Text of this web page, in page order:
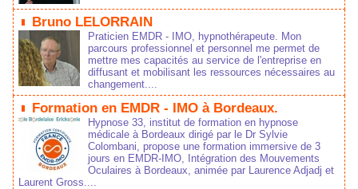
Bruno LELORRAIN
Praticien EMDR - IMO, hypnothérapeute. Mon
parcours professionnel et personnel me permet de
mettre mes capacités au service de l'entreprise en
diffusant et mobilisant les ressources nécessaires au
changement....
Formation en EMDR - IMO à Bordeaux.
Hypnose 33, institut de formation en hypnose
médicale à Bordeaux dirigé par le Dr Sylvie
Colombani, propose une formation immersive de 3
jours en EMDR-IMO, Intégration des Mouvements
Oculaires à Bordeaux, animée par Laurence Adjadj et
Laurent Gross....